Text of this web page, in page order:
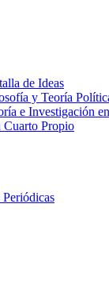
de Ideas
y Teoría
e Investigación
Propio